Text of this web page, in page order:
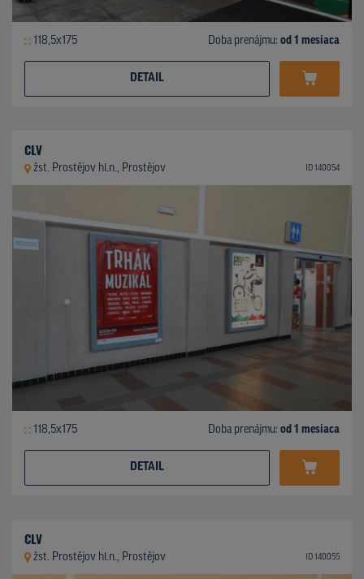
118,5x175 Doba prenájmu: od 1 mesiaca
DETAIL
CLV
žst. Prostějov hl.n., Prostějov ID 140054
118,5x175 Doba prenájmu: od 1 mesiaca
DETAIL
CLV
žst. Prostějov hl.n., Prostějov ID 140055